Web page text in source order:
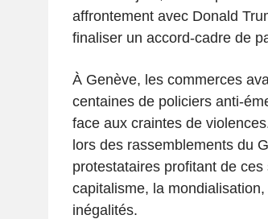
affrontement avec Donald
finaliser un accord-cadre de
À Genève, les commerces
centaines de policiers anti-
face aux craintes de
lors des rassemblements du
protestataires profitant de
capitalisme, la
inégalités.